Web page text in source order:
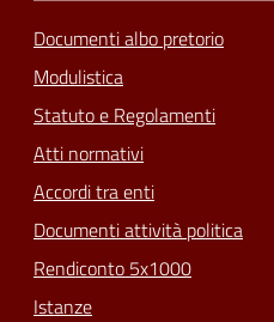
Documenti albo pretorio
Modulistica
Statuto e Regolamenti
Atti normativi
Accordi tra enti
Documenti attività politica
Rendiconto 5x1000
Istanze